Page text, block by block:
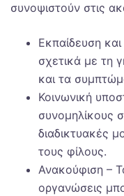
συνοψιστούν στις
Εκπαίδευση
σχετικά με τη
και τα
Κοινωνική
συνομηλίκους
διαδικτυακές
τους φίλους.
Ανακούφιση –
οργανώσεις